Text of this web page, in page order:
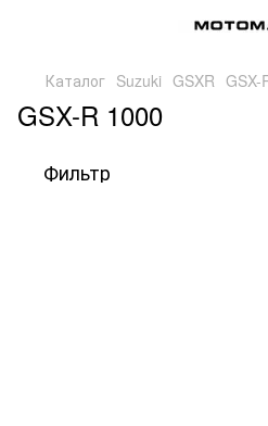
Каталог Suzuki GSXR GSX-
GSX-R 1000
Фильтр